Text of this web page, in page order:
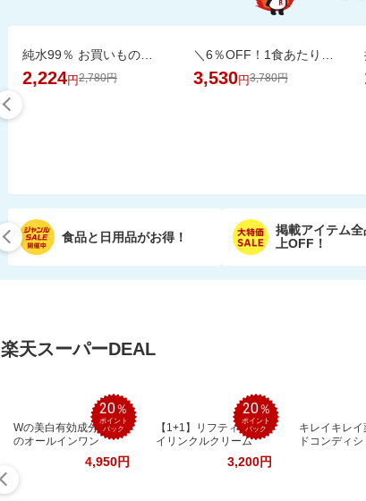
純水99％ お買いものパンダ！ おしりふき 80枚 24個
2,224円2,780円 3,530円3,780円
食品と日用品がお得！
掲載アイテム全
上OFF！
楽天スーパーDEAL
20％
ポイント
バック
Wの美白有効成分配合
のオールインワン
4,950円
20％
ポイント
バック
【1+1】リフティングア
イリンクルクリーム
3,200円
キレイキレ
ドコンディ